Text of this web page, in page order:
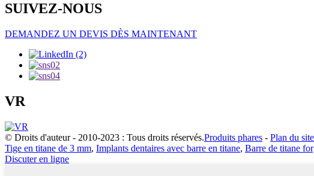
SUIVEZ-NOUS
DEMANDEZ UN DEVIS DÈS MAINTENANT
VR
© Droits d'auteur - 2010-2023 : Tous droits réservés.Produits phares - Plan du site
Tige en titane de 3 mm, Implants dentaires avec barre en titane, Barre de titane
Discuter en ligne